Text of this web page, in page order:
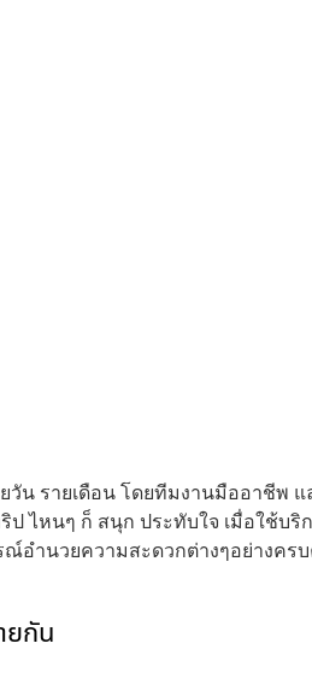
วัน รายเดือน โดยทีมงานมืออาชีพ
ไหนๆ ก็ สนุก ประทับใจ เมื่อใช้บริก
อำนวยความสะดวกต่างๆอย่างคร
ยกัน